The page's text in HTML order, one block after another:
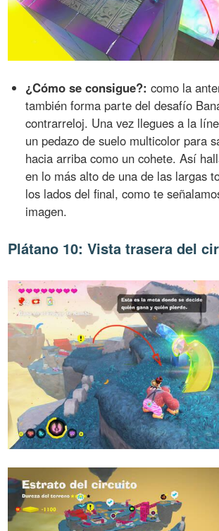
¿Cómo se consigue?: como la
también forma parte del desafío
contrarreloj. Una vez llegues a la
un pedazo de suelo multicolor para
hacia arriba como un cohete. Así
en lo más alto de una de las largas
los lados del final, como te
imagen.
Plátano 10: Vista trasera del